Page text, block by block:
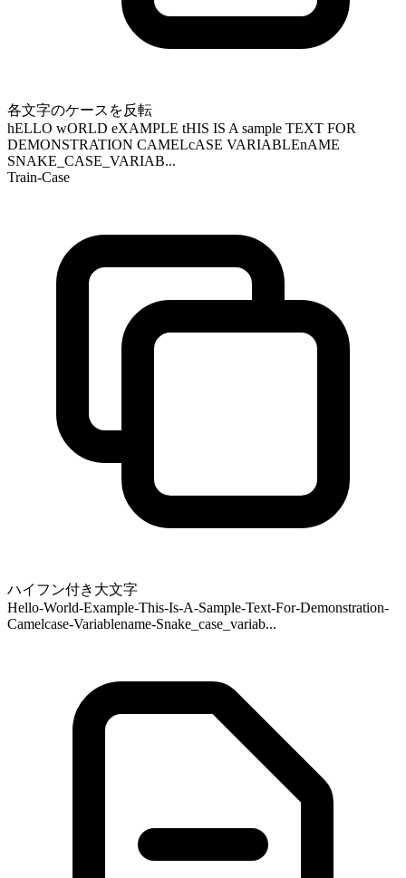
各文字のケースを反転
hELLO wORLD eXAMPLE tHIS IS A sample TEXT FOR
DEMONSTRATION CAMELcASE VARIABLEnAME
SNAKE_CASE_VARIAB...
Train-Case
ハイフン付き大文字
Hello-World-Example-This-Is-A-Sample-Text-For-Demonstration-
Camelcase-Variablename-Snake_case_variab...